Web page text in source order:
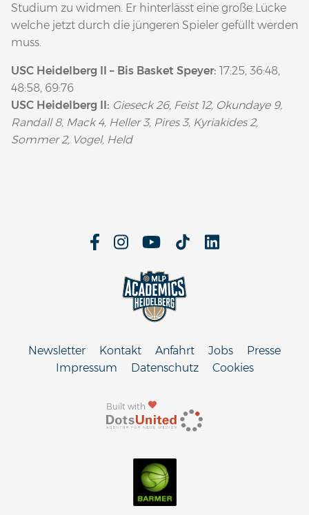
Studium zu widmen. Er hinterlässt eine große Lücke
welche jetzt durch die jüngeren Spieler gefüllt werden
muss.
USC Heidelberg II – Bis Basket Speyer: 17:25, 36:48,
48:58, 69:76
USC Heidelberg II: Gieseck 26, Feist 12, Okundaye 9,
Randall 8, Mack 4, Heller 3, Pires 3, Kyriakides 2,
Sommer 2, Vogel, Held
Built with
Newsletter Kontakt Anfahrt Jobs
Presse
Impressum
Datenschutz Cookies